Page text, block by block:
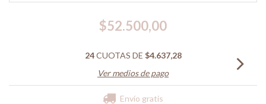
$52.500,00
24CUOTAS DE $4.637,28
Ver medios de pago
Envío gratis